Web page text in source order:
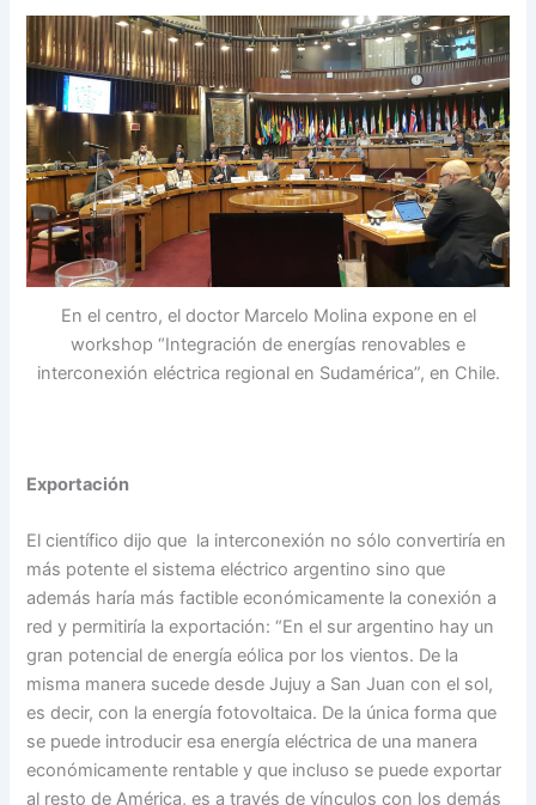
En el centro, el doctor Marcelo Molina expone en el
workshop “Integración de energías renovables e
interconexión eléctrica regional en Sudamérica”, en Chile.
Exportación
El científico dijo que la interconexión no sólo convertiría en
más potente el sistema eléctrico argentino sino que
además haría más factible económicamente la conexión a
red y permitiría la exportación: “En el sur argentino hay un
gran potencial de energía eólica por los vientos. De la
misma manera sucede desde Jujuy a San Juan con el sol,
es decir, con la energía fotovoltaica. De la única forma que
se puede introducir esa energía eléctrica de una manera
económicamente rentable y que incluso se puede exportar
al resto de América, es a través de vínculos con los demás